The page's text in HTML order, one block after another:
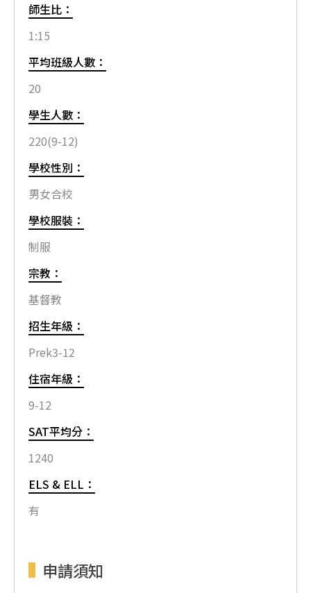
師生比：
1:15
平均班級人數：
20
學生人數：
220(9-12)
學校性別：
男女合校
學校服裝：
制服
宗教：
基督教
招生年級：
Prek3-12
住宿年級：
9-12
SAT平均分：
1240
ELS & ELL：
有
申請須知